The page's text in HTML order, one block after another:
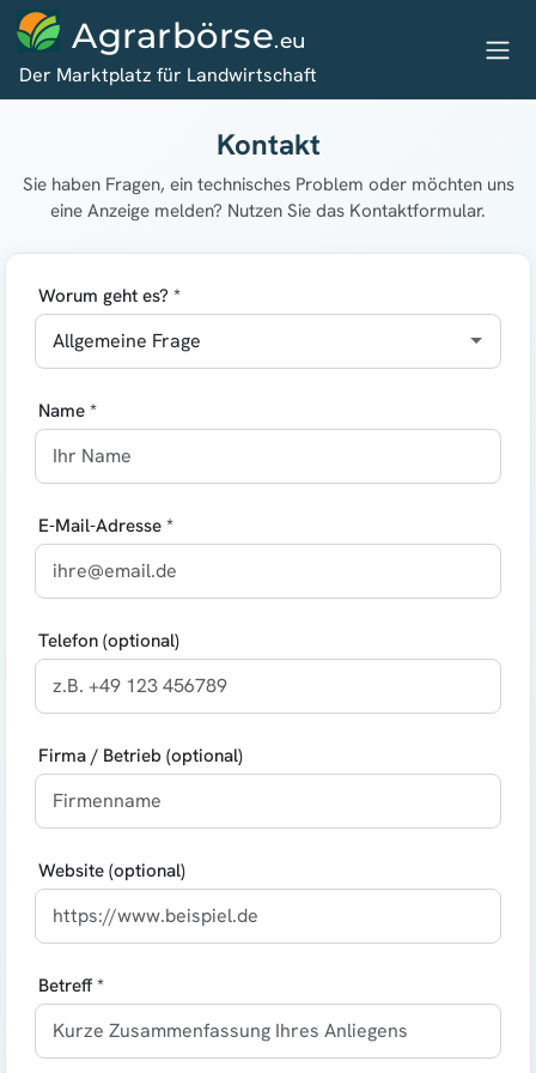
Agrarbörse.eu
Der Marktplatz für Landwirtschaft
Kontakt
Sie haben Fragen, ein technisches Problem oder möchten uns
eine Anzeige melden? Nutzen Sie das Kontaktformular.
Worum geht es? *
Name *
E-Mail-Adresse *
Telefon (optional)
Firma / Betrieb (optional)
Website (optional)
Betreff *